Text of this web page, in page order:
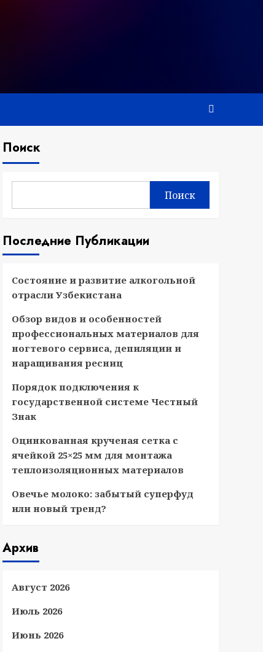
Поиск
Поиск
Последние Публикации
Состояние и развитие алкогольной
отрасли Узбекистана
Обзор видов и особенностей
профессиональных материалов для
ногтевого сервиса, депиляции и
наращивания ресниц
Порядок подключения к
государственной системе Честный
Знак
Оцинкованная крученая сетка с
ячейкой 25×25 мм для монтажа
теплоизоляционных материалов
Овечье молоко: забытый суперфуд
или новый тренд?
Архив
Август 2026
Июль 2026
Июнь 2026